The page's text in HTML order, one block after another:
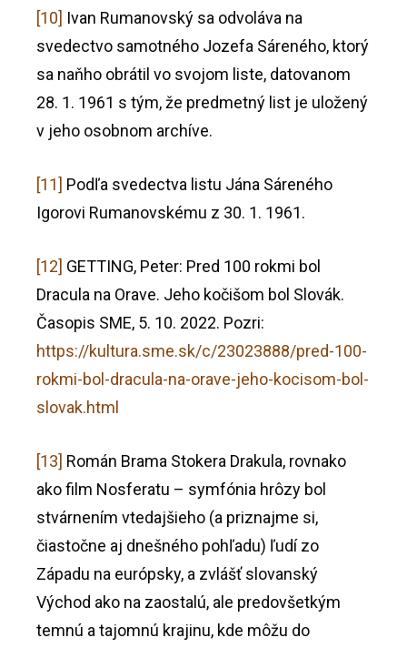
[10] Ivan Rumanovský sa odvoláva na
svedectvo samotného Jozefa Sáreného, ktorý
sa naňho obrátil vo svojom liste, datovanom
28. 1. 1961 s tým, že predmetný list je uložený
v jeho osobnom archíve.
[11] Podľa svedectva listu Jána Sáreného
Igorovi Rumanovskému z 30. 1. 1961.
[12] GETTING, Peter: Pred 100 rokmi bol
Dracula na Orave. Jeho kočišom bol Slovák.
Časopis SME, 5. 10. 2022. Pozri:
https://kultura.sme.sk/c/23023888/pred-100-
rokmi-bol-dracula-na-orave-jeho-kocisom-bol-
slovak.html
[13] Román Brama Stokera Drakula, rovnako
ako film Nosferatu – symfónia hrôzy bol
stvárnením vtedajšieho (a priznajme si,
čiastočne aj dnešného pohľadu) ľudí zo
Západu na európsky, a zvlášť slovanský
Východ ako na zaostalú, ale predovšetkým
temnú a tajomnú krajinu, kde môžu do